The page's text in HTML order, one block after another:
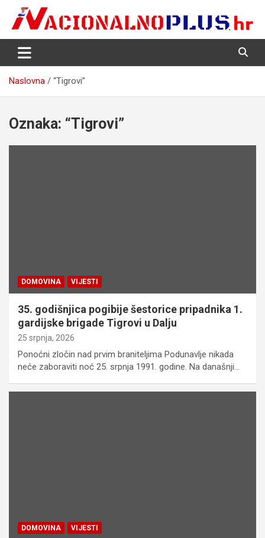
content
NacionalnoPlus.hr
Nacija želi znati više
Naslovna “Tigrovi”
Oznaka: “Tigrovi”
DOMOVINA VIJESTI
35. godišnjica pogibije šestorice pripadnika 1.
gardijske brigade Tigrovi u Dalju
25 srpnja, 2026
Ponoćni zločin nad prvim braniteljima Podunavlje nikada
neće zaboraviti noć 25. srpnja 1991. godine. Na današnji…
DOMOVINA VIJESTI